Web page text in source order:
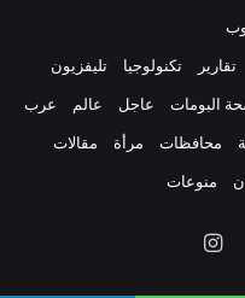
تقارير تكنولوجيا تليفزيون
البومات عاجل عالم عرب
محافظات مرأة مقالات
منوعات